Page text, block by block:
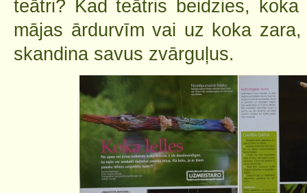
teātri? Kad teātris beidzies,
mājas ārdurvīm vai uz koka
skandina savus zvārguļus.